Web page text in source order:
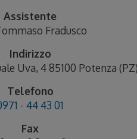
Assistente
Fradusco
Indirizzo
Uva, 4 85100 Potenza
Telefono
- 44 43 01
Fax